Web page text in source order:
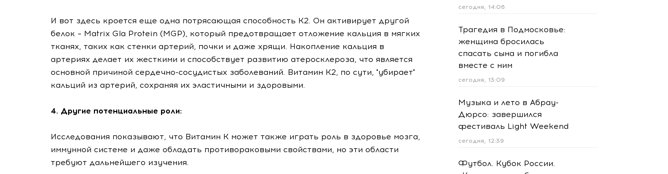
И вот здесь кроется еще одна потрясающая способность К2. Он активирует другой
белок – Matrix Gla Protein (MGP), который предотвращает отложение кальция в мягких
тканях, таких как стенки артерий, почки и даже хрящи. Накопление кальция в
артериях делает их жесткими и способствует развитию атеросклероза, что является
основной причиной сердечно-сосудистых заболеваний. Витамин К2, по сути, "убирает"
кальций из артерий, сохраняя их эластичными и здоровыми.
4. Другие потенциальные роли:
Исследования показывают, что Витамин К может также играть роль в здоровье мозга,
иммунной системе и даже обладать противораковыми свойствами, но эти области
требуют дальнейшего изучения.
сегодня, 14:06
Трагедия в Подмосковье:
женщина бросилась
спасать сына и погибла
вместе с ним
сегодня, 13:09
Музыка и лето в Абрау-
Дюрсо: завершился
фестиваль Light Weekend
сегодня, 12:39
Футбол. Кубок России.